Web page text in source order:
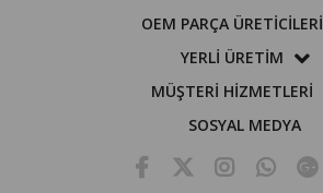
OEM PARÇA ÜRETİCİLERİ
YERLİ ÜRETİM
MÜŞTERİ HİZMETLERİ
SOSYAL MEDYA